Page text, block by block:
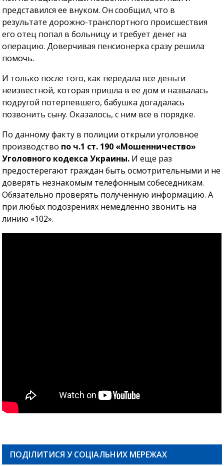
представился ее внуком. Он сообщил, что в
результате дорожно-транспортного происшествия
его отец попал в больницу и требует денег на
операцию. Доверчивая пенсионерка сразу решила
помочь.
И только после того, как передала все деньги
неизвестной, которая пришла в ее дом и назвалась
подругой потерпевшего, бабушка догадалась
позвонить сыну. Оказалось, с ним все в порядке.
По данному факту в полиции открыли уголовное
производство по ч.1 ст. 190 «Мошенничество»
Уголовного кодекса Украины. И еще раз
предостерегают граждан быть осмотрительными и не
доверять незнакомым телефонным собеседникам.
Обязательно проверять полученную информацию. А
при любых подозрениях немедленно звонить на
линию «102».
ПОДІЛИТИСЯ У СОЦІАЛЬНИХ МЕРЕЖАХ